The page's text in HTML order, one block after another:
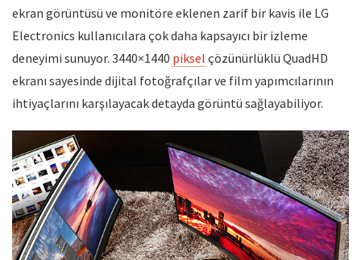
ekran görüntüsü ve monitöre eklenen zarif bir kavis ile LG
Electronics kullanıcılara çok daha kapsayıcı bir izleme
deneyimi sunuyor. 3440×1440 piksel çözünürlüklü QuadHD
ekranı sayesinde dijital fotoğrafçılar ve film yapımcılarının
ihtiyaçlarını karşılayacak detayda görüntü sağlayabiliyor.